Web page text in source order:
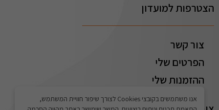
אנו משתמשים בקובצי Cookies לצורך שיפור חוויית המשתמש,
הצטרפות למועדון
צור קשר
הפרטים שלי
ההזמנות שלי